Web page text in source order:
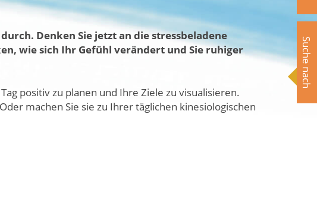
Suche nach
Denken Sie jetzt an die stressbeladene
wie sich Ihr Gefühl verändert und Sie ruhiger
positiv zu planen und Ihre Ziele zu visualisieren.
machen Sie sie zu Ihrer täglichen kinesiologischen